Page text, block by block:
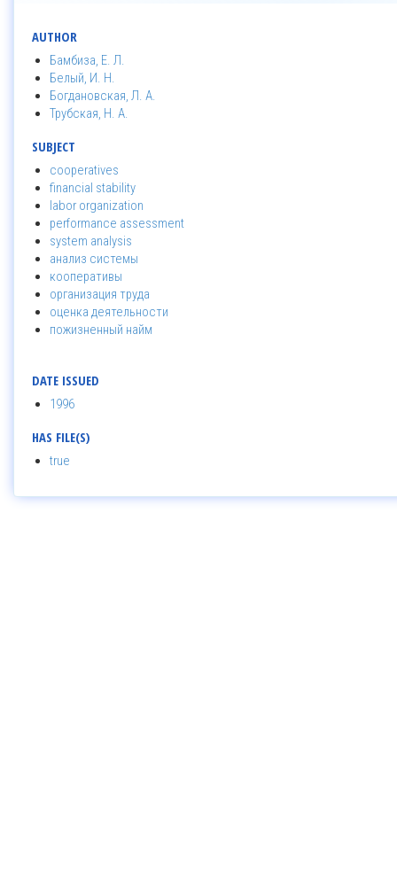
AUTHOR
Бамбиза, Е. Л.
Белый, И. Н.
Богдановская, Л. А.
Трубская, Н. А.
SUBJECT
cooperatives
financial stability
labor organization
performance assessment
system analysis
анализ системы
кооперативы
организация труда
оценка деятельности
пожизненный найм
DATE ISSUED
1996
HAS FILE(S)
true